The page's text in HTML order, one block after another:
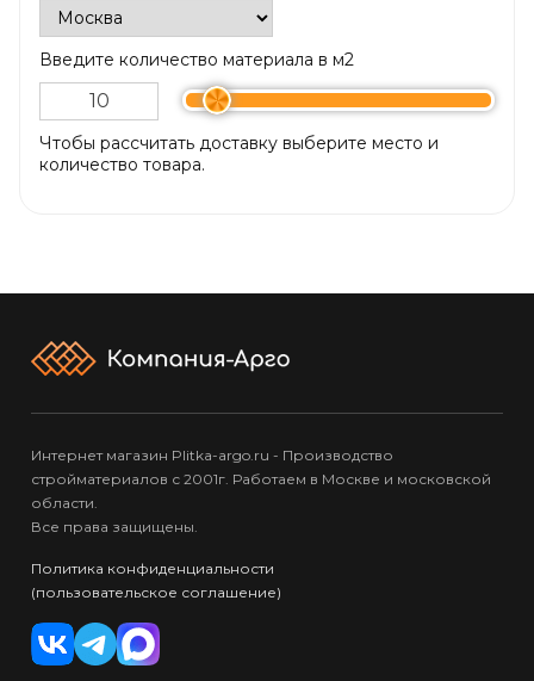
Введите количество материала в м2
Чтобы рассчитать доставку выберите место и
количество товара.
Интернет магазин Plitka-argo.ru - Производство
стройматериалов с 2001г. Работаем в Москве и московской
области.
Все права защищены.
Политика конфиденциальности
(пользовательское соглашение)